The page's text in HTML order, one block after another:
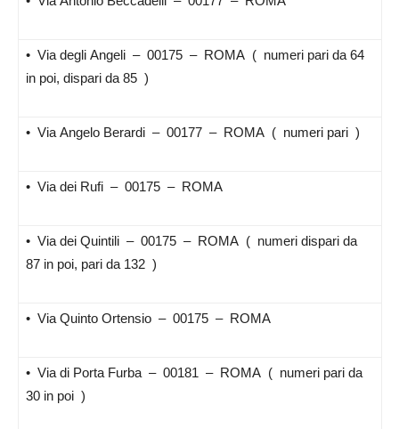
• Via degli Angeli – 00175 – ROMA ( numeri pari da 64
in poi, dispari da 85 )
• Via Angelo Berardi – 00177 – ROMA ( numeri pari )
• Via dei Rufi – 00175 – ROMA
• Via dei Quintili – 00175 – ROMA ( numeri dispari da
87 in poi, pari da 132 )
• Via Quinto Ortensio – 00175 – ROMA
• Via di Porta Furba – 00181 – ROMA ( numeri pari da
30 in poi )